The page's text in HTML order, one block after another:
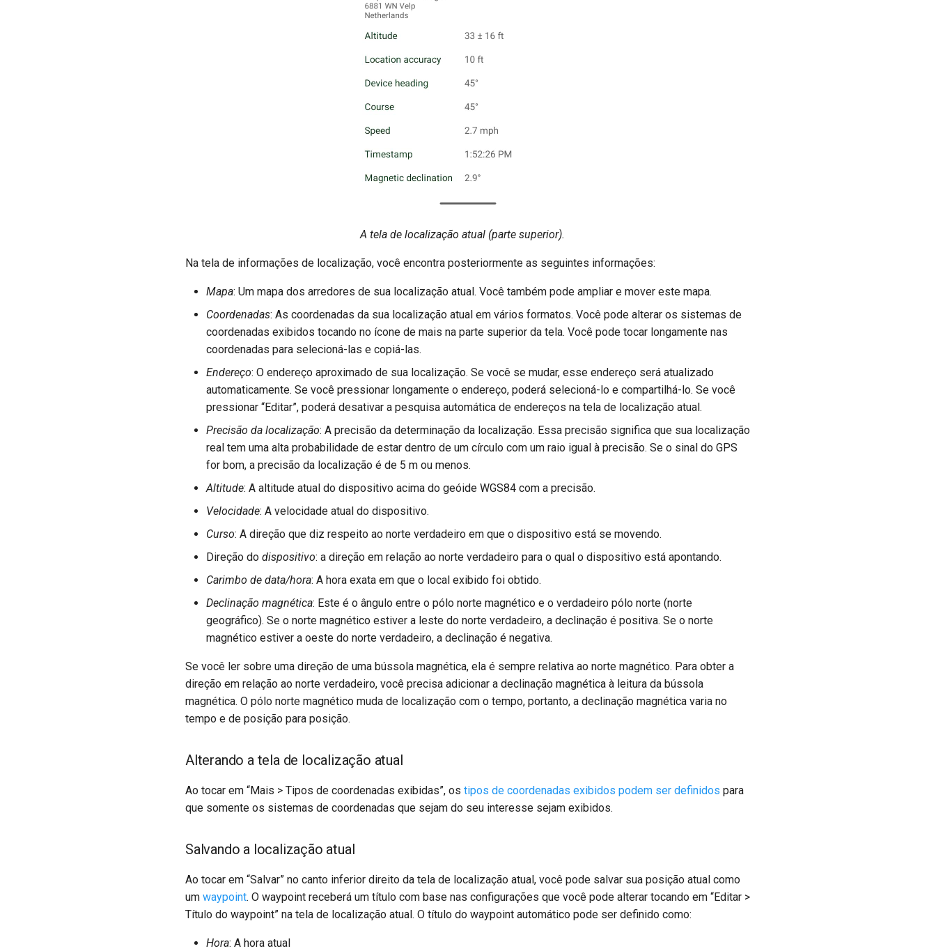
A tela de localização atual (parte superior).
Na tela de informações de localização, você encontra posteriormente as seguintes informações:
Mapa: Um mapa dos arredores de sua localização atual. Você também pode ampliar e mover este mapa.
Coordenadas: As coordenadas da sua localização atual em vários formatos. Você pode alterar os sistemas de
coordenadas exibidos tocando no ícone de mais na parte superior da tela. Você pode tocar longamente nas
coordenadas para selecioná-las e copiá-las.
Endereço: O endereço aproximado de sua localização. Se você se mudar, esse endereço será atualizado
automaticamente. Se você pressionar longamente o endereço, poderá selecioná-lo e compartilhá-lo. Se você
pressionar “Editar”, poderá desativar a pesquisa automática de endereços na tela de localização atual.
Precisão da localização: A precisão da determinação da localização. Essa precisão significa que sua localização
real tem uma alta probabilidade de estar dentro de um círculo com um raio igual à precisão. Se o sinal do GPS
for bom, a precisão da localização é de 5 m ou menos.
Altitude: A altitude atual do dispositivo acima do geóide WGS84 com a precisão.
Velocidade: A velocidade atual do dispositivo.
Curso: A direção que diz respeito ao norte verdadeiro em que o dispositivo está se movendo.
Direção do dispositivo: a direção em relação ao norte verdadeiro para o qual o dispositivo está apontando.
Carimbo de data/hora: A hora exata em que o local exibido foi obtido.
Declinação magnética: Este é o ângulo entre o pólo norte magnético e o verdadeiro pólo norte (norte
geográfico). Se o norte magnético estiver a leste do norte verdadeiro, a declinação é positiva. Se o norte
magnético estiver a oeste do norte verdadeiro, a declinação é negativa.
Se você ler sobre uma direção de uma bússola magnética, ela é sempre relativa ao norte magnético. Para obter a
direção em relação ao norte verdadeiro, você precisa adicionar a declinação magnética à leitura da bússola
magnética. O pólo norte magnético muda de localização com o tempo, portanto, a declinação magnética varia no
tempo e de posição para posição.
Alterando a tela de localização atual
Ao tocar em “Mais > Tipos de coordenadas exibidas”, os tipos de coordenadas exibidos podem ser definidos para
que somente os sistemas de coordenadas que sejam do seu interesse sejam exibidos.
Salvando a localização atual
Ao tocar em “Salvar” no canto inferior direito da tela de localização atual, você pode salvar sua posição atual como
um waypoint. O waypoint receberá um título com base nas configurações que você pode alterar tocando em “Editar >
Título do waypoint” na tela de localização atual. O título do waypoint automático pode ser definido como:
Hora: A hora atual